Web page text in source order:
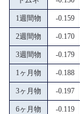
1週間物 -0.159
2週間物 -0.170
3週間物 -0.179
1ヶ月物 -0.188
3ヶ月物 -0.197
6ヶ月物 -0.119